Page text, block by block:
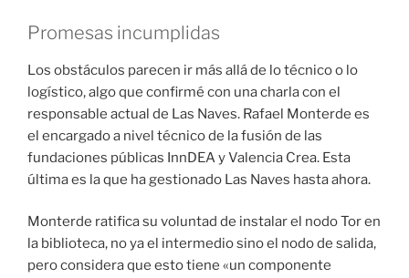
Promesas incumplidas
Los obstáculos parecen ir más allá de lo técnico o lo
logístico, algo que confirmé con una charla con el
responsable actual de Las Naves. Rafael Monterde es
el encargado a nivel técnico de la fusión de las
fundaciones públicas InnDEA y Valencia Crea. Esta
última es la que ha gestionado Las Naves hasta ahora.
Monterde ratifica su voluntad de instalar el nodo Tor en
la biblioteca, no ya el intermedio sino el nodo de salida,
pero considera que esto tiene «un componente